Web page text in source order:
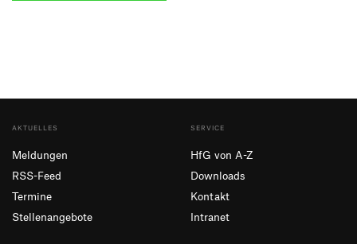
AKTUELLES
Meldungen
RSS-Feed
Termine
Stellenangebote
SERVICE
HfG von A-Z
Downloads
Kontakt
Intranet